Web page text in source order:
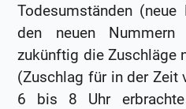
Todesumständen
den neuen
zukünftig die Zuschläge
(Zuschlag für in der Zeit
6 bis 8 Uhr